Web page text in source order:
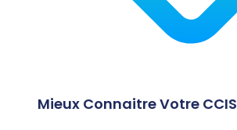
Mieux Connaitre Votre CCIS